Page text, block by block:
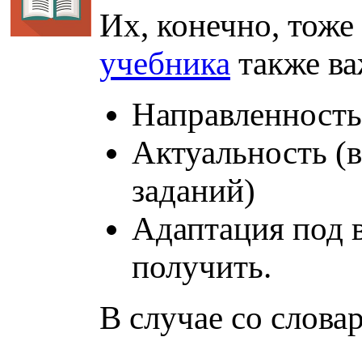
Их, конечно,
учебника также
Актуальность
заданий)
Адаптация под
получить.
В случае со